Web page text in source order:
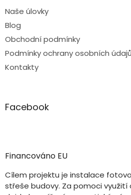
Naše úlovky
Blog
Obchodní podmínky
Podmínky ochrany osobních údajů
Kontakty
Facebook
Financováno EU
Cílem projektu je instalace
střeše budovy. Za pomoci využití